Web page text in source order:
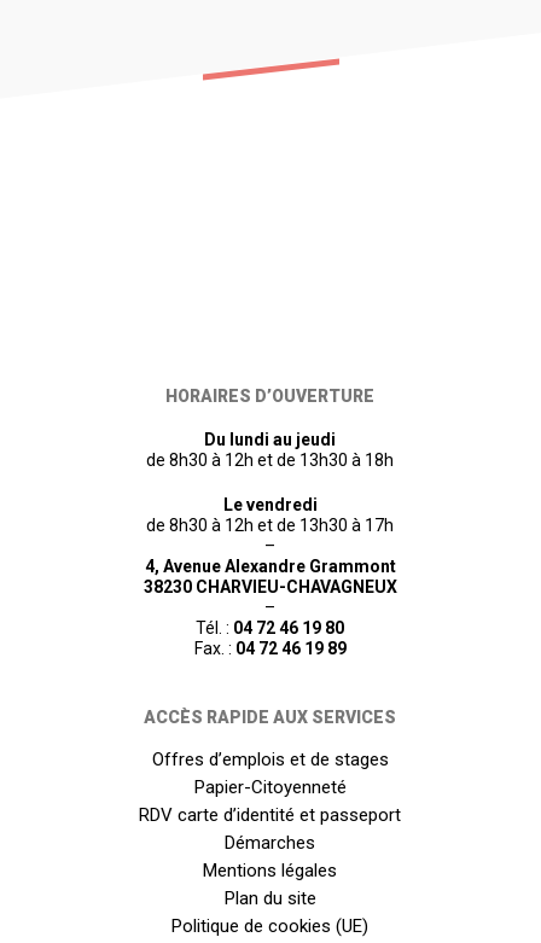
HORAIRES D’OUVERTURE
Du lundi au jeudi
de 8h30 à 12h et de 13h30 à 18h
Le vendredi
de 8h30 à 12h et de 13h30 à 17h
–
4, Avenue Alexandre Grammont
38230 CHARVIEU-CHAVAGNEUX
–
Tél. : 04 72 46 19 80
Fax. : 04 72 46 19 89
ACCÈS RAPIDE AUX SERVICES
Offres d’emplois et de stages
Papier-Citoyenneté
RDV carte d’identité et passeport
Démarches
Mentions légales
Plan du site
Politique de cookies (UE)